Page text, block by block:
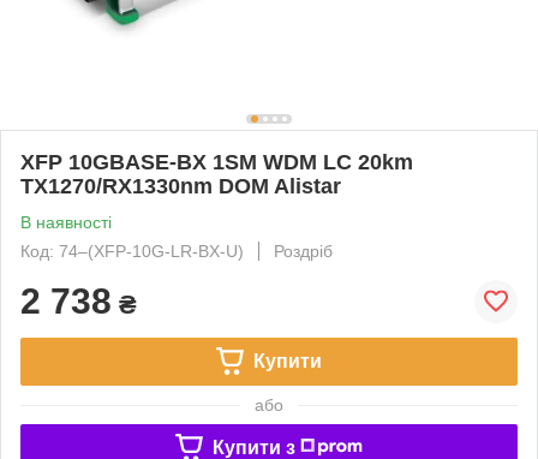
XFP 10GBASE-BX 1SM WDM LC 20km
TX1270/RX1330nm DOM Alistar
В наявності
Код: 74‒(XFP-10G-LR-BX-U)
Роздріб
2 738 ₴
Купити
або
Купити з